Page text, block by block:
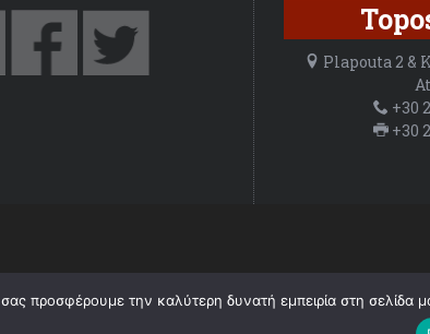
Plapouta 2 &
+30
+30
προσφέρουμε την καλύτερη δυνατή εμπειρία στη σελίδα